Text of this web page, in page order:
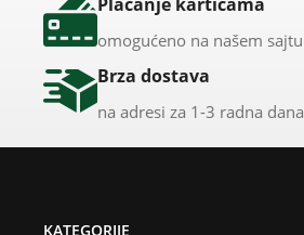
Plaćanje karticama
omogućeno na našem sajtu
Brza dostava
na adresi za 1-3 radna dana
KATEGORIJE